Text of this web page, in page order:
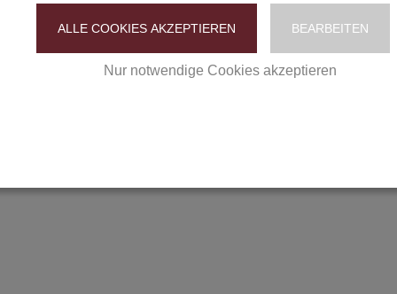
Ihrer personenbezogenen Daten gemäß unserer Datenschutzerklärung
ALLE COOKIES AKZEPTIEREN BEARBEITEN
Nur notwendige Cookies akzeptieren